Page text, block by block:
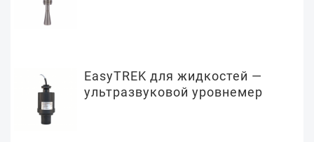
EasyTREK для жидкостей —
ультразвуковой уровнемер